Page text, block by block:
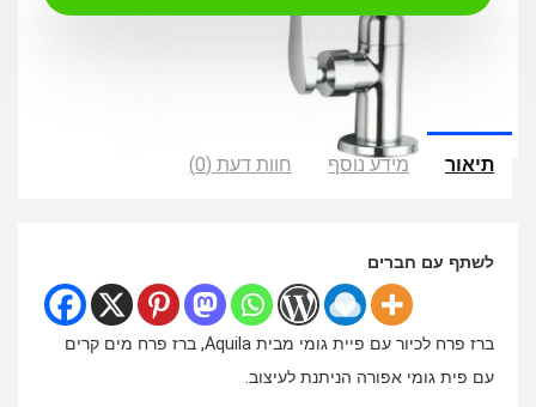
תיאור מידע נוסף חוות דעת (0)
לשתף עם חברים
ברז פרח לכיור עם פיית גומי מבית Aquila, ברז פרח מים קרים
עם פית גומי אפורה הניתנת לעיצוב.